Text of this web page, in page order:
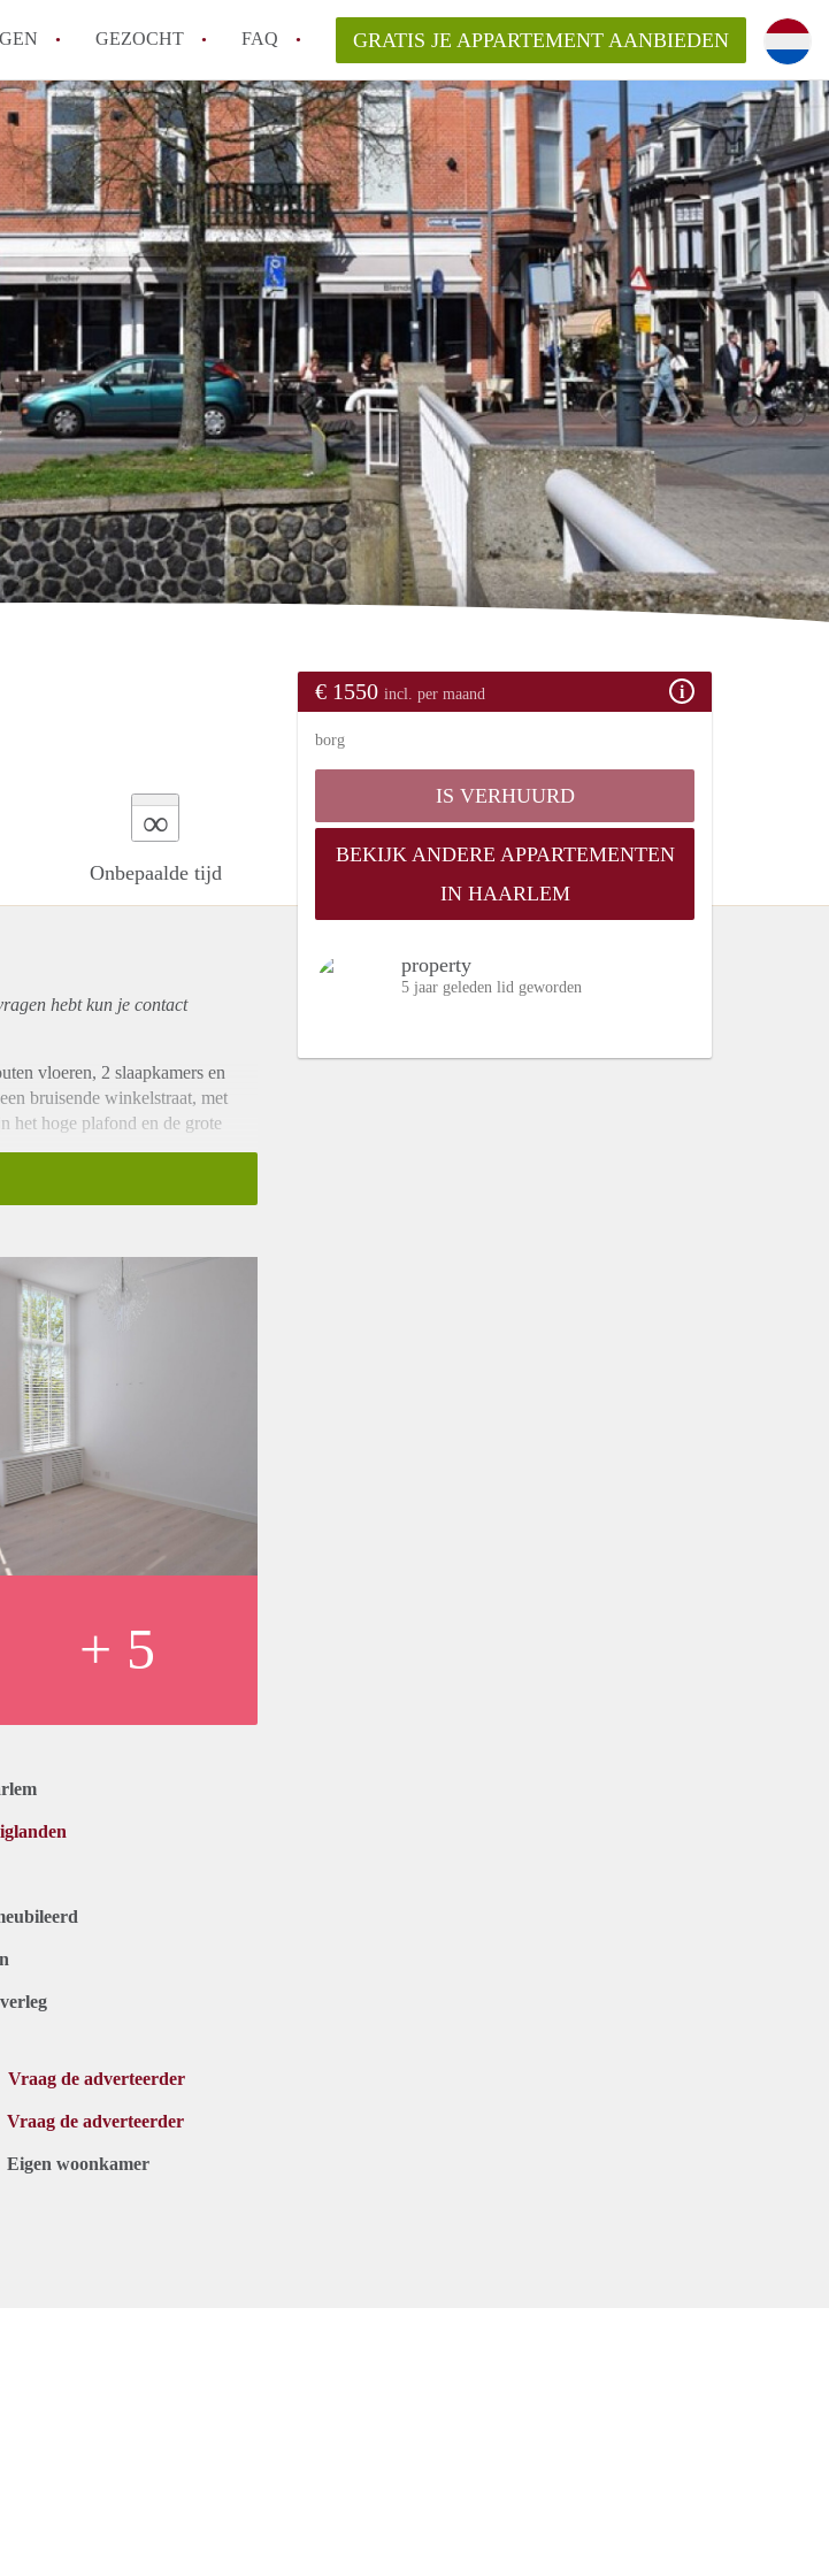
GEZOCHT FAQ
How to translate AppartementHaarlem!
Wat is AppartementHaarlem?
Hoeveel kost het om te reageren op een Appartement in Haarlem?
Wat is de privacyverklaring van AppartementHaarlem?
Berekent AppartementHaarlem
makelaarsvergoeding/bemiddelingsvergoeding?
Alle veelgestelde vragen
GRATIS JE APPARTEMENT AANBIEDEN
∞
Onbepaalde tijd
€ 1550 incl. per maand
borg
IS VERHUURD
BEKIJK ANDERE APPARTEMENTEN
IN HAARLEM
property
5 jaar geleden lid geworden
hebt kun je contact
vloeren, 2 slaapkamers en
bruisende winkelstraat, met
het hoge plafond en de grote
oven, koelkast met
(2.65 x 2.85 m.), overloop met
+ 5
Vraag de adverteerder
Vraag de adverteerder
Eigen woonkamer